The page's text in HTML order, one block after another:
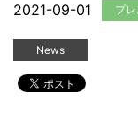
2021-09-01 プ
News